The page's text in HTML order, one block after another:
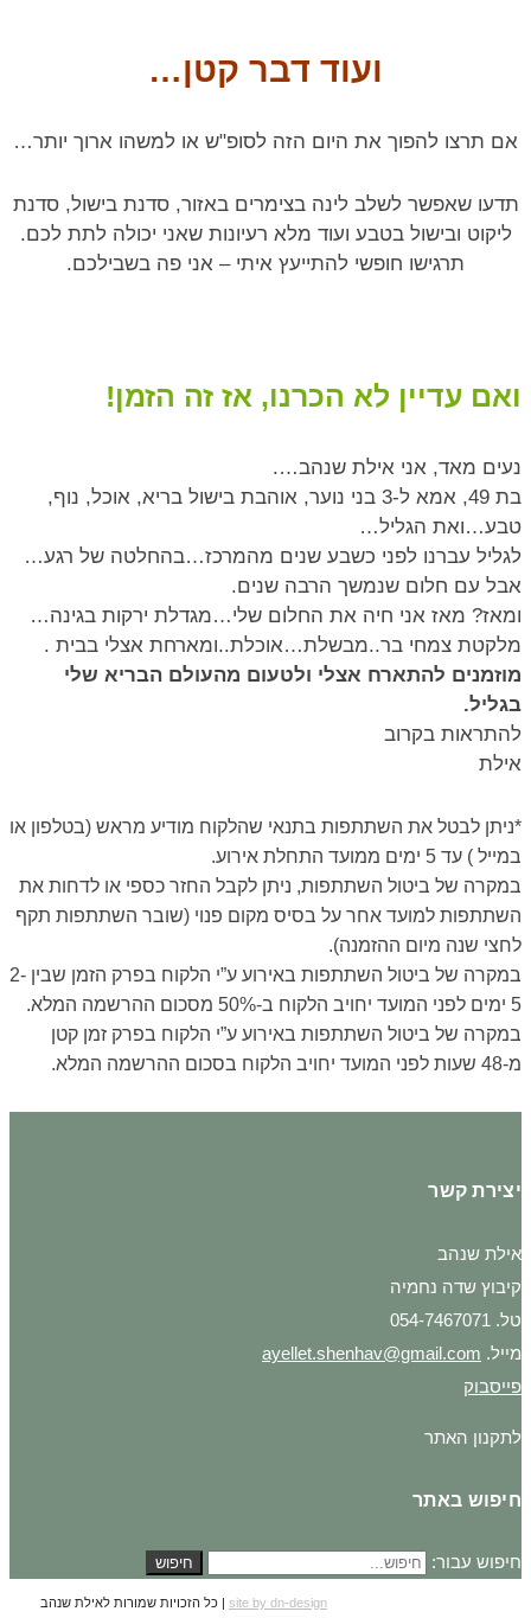
ועוד דבר קטן…
אם תרצו להפוך את היום הזה לסופ"ש או למשהו ארוך יותר…
תדעו שאפשר לשלב לינה בצימרים באזור, סדנת בישול, סדנת
ליקוט ובישול בטבע ועוד מלא רעיונות שאני יכולה לתת לכם.
תרגישו חופשי להתייעץ איתי – אני פה בשבילכם.
ואם עדיין לא הכרנו, אז זה הזמן!
נעים מאד, אני אילת שנהב….
בת 49, אמא ל-3 בני נוער, אוהבת בישול בריא, אוכל, נוף,
טבע…ואת הגליל…
לגליל עברנו לפני כשבע שנים מהמרכז…בהחלטה של רגע…
אבל עם חלום שנמשך הרבה שנים.
ומאז? מאז אני חיה את החלום שלי…מגדלת ירקות בגינה…
מלקטת צמחי בר..מבשלת…אוכלת..ומארחת אצלי בבית .
מוזמנים להתארח אצלי ולטעום מהעולם הבריא שלי
בגליל.
להתראות בקרוב
אילת
*ניתן לבטל את השתתפות בתנאי שהלקוח מודיע מראש (בטלפון או
במייל ) עד 5 ימים ממועד התחלת אירוע.
במקרה של ביטול השתתפות, ניתן לקבל החזר כספי או לדחות את
השתתפות למועד אחר על בסיס מקום פנוי (שובר השתתפות תקף
לחצי שנה מיום ההזמנה).
במקרה של ביטול השתתפות באירוע ע”י הלקוח בפרק הזמן שבין 2-
5 ימים לפני המועד יחויב הלקוח ב-50% מסכום ההרשמה המלא.
במקרה של ביטול השתתפות באירוע ע”י הלקוח בפרק זמן קטן
מ-48 שעות לפני המועד יחויב הלקוח בסכום ההרשמה המלא.
יצירת קשר
אילת שנהב
קיבוץ שדה נחמיה
טל. 054-7467071
מייל. ayellet.shenhav@gmail.com
פייסבוק
לתקנון האתר
חיפוש באתר
חיפוש עבור: חיפוש
site by dn-design | כל הזכויות שמורות לאילת שנהב